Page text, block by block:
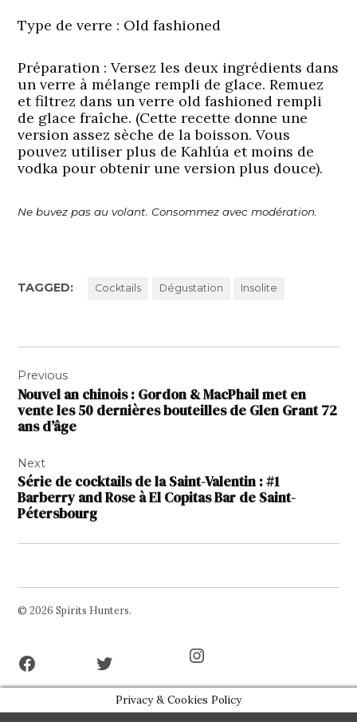
Type de verre : Old fashioned
Préparation : Versez les deux ingrédients dans
un verre à mélange rempli de glace. Remuez
et filtrez dans un verre old fashioned rempli
de glace fraîche. (Cette recette donne une
version assez sèche de la boisson. Vous
pouvez utiliser plus de Kahlúa et moins de
vodka pour obtenir une version plus douce).
Ne buvez pas au volant. Consommez avec modération.
TAGGED: Cocktails Dégustation Insolite
de
l’article
Previous
Nouvel an chinois : Gordon & MacPhail met en
vente les 50 dernières bouteilles de Glen Grant 72
ans d’âge
Next
Série de cocktails de la Saint-Valentin : #1
Barberry and Rose à El Copitas Bar de Saint-
Pétersbourg
© 2026 Spirits Hunters.
Privacy & Cookies Policy